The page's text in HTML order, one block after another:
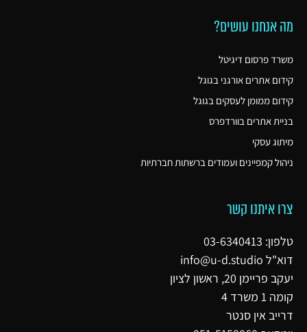
מה אנחנו עושים?
משרד פרסום דיגיטל
קידום אתרים אורגני בגוגל
קידום ממומן לעסקים בגוגל
בניית אתרים בוורדפרס
מיתוג עסקי
ניהול קמפיינים ועמודים ברשתות חברתיות
צרו איתנו קשר
טלפון: 03-6340413
דוא"ל info@u-d.studio
יעקב פריימן 20, ראשון לציון
קומה 1 משרד 4
דרייב אין סנטר